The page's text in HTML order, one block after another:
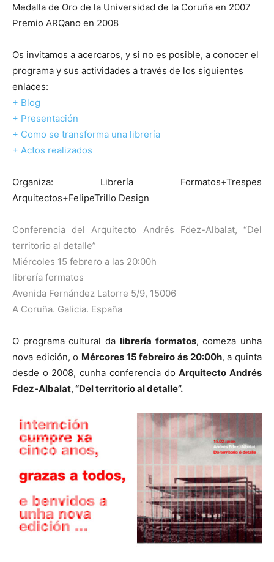
Medalla de Oro de la Universidad de la Coruña en 2007
Premio ARQano en 2008
Os invitamos a acercaros, y si no es posible, a conocer el
programa y sus actividades a través de los siguientes
enlaces:
+ Blog
+ Presentación
+ Como se transforma una librería
+ Actos realizados
Organiza: Librería Formatos+Trespes
Arquitectos+FelipeTrillo Design
Conferencia del Arquitecto Andrés Fdez-Albalat, “Del
territorio al detalle”
Miércoles 15 febrero a las 20:00h
librería formatos
Avenida Fernández Latorre 5/9, 15006
A Coruña. Galicia. España
O programa cultural da librería formatos, comeza unha
nova edición, o Mércores 15 febreiro ás 20:00h, a quinta
desde o 2008, cunha conferencia doArquitecto Andrés
Fdez-Albalat, “Del territorio al detalle”.